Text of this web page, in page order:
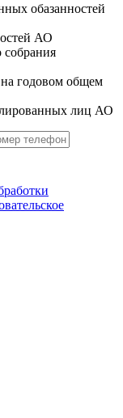
обазанностей
АО
годовом общем
лиц АО